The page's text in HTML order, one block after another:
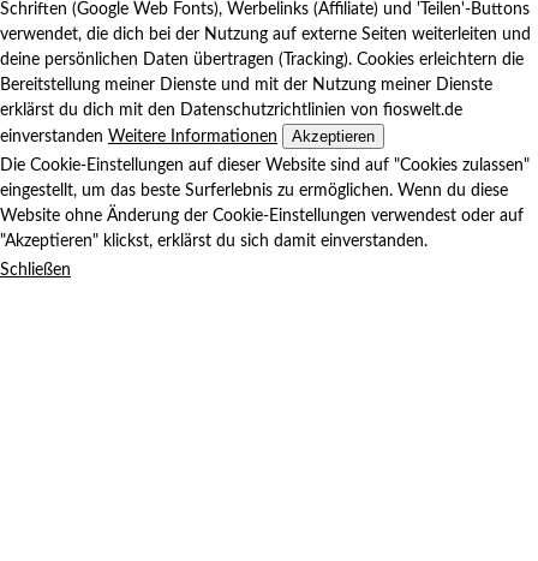
Schriften (Google Web Fonts), Werbelinks (Affiliate) und 'Teilen'-Buttons
verwendet, die dich bei der Nutzung auf externe Seiten weiterleiten und
deine persönlichen Daten übertragen (Tracking). Cookies erleichtern die
Bereitstellung meiner Dienste und mit der Nutzung meiner Dienste
erklärst du dich mit den Datenschutzrichtlinien von fioswelt.de
einverstanden Weitere Informationen Akzeptieren
Die Cookie-Einstellungen auf dieser Website sind auf "Cookies zulassen"
eingestellt, um das beste Surferlebnis zu ermöglichen. Wenn du diese
Website ohne Änderung der Cookie-Einstellungen verwendest oder auf
"Akzeptieren" klickst, erklärst du sich damit einverstanden.
Schließen